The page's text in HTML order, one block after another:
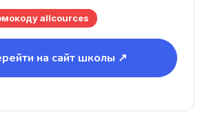
allcources
на сайт школы ↗